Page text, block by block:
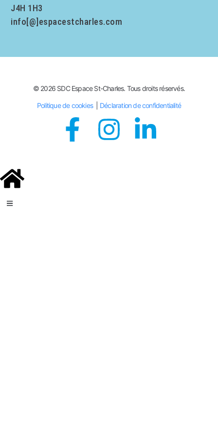
J4H 1H3
info[@]espacestcharles.com
© 2026 SDC Espace St-Charles. Tous droits réservés.
Politique de cookies| Déclaration de confidentialité